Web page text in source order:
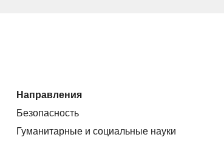
Направления
Безопасность
Гуманитарные и социальные науки